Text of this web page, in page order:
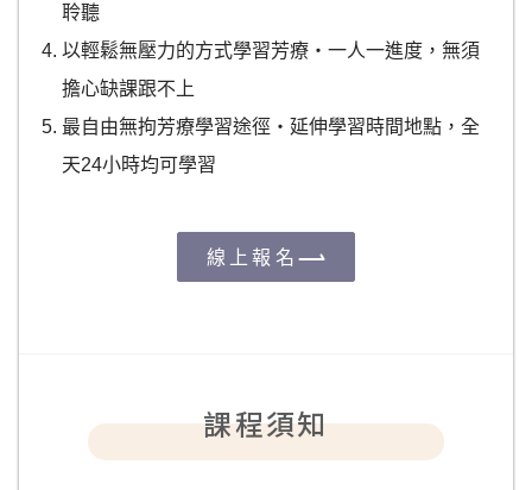
聆聽
以輕鬆無壓力的方式學習芳療‧一人一進度，無須
擔心缺課跟不上
最自由無拘芳療學習途徑‧延伸學習時間地點，全
天24小時均可學習
線上報名
課程須知